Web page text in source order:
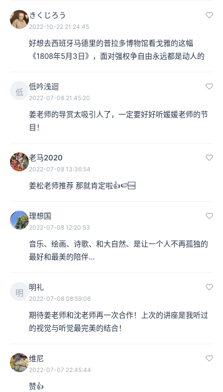
きくじろう
2022-10-22 21:24:45
好想去西班牙马德里的普拉多博物馆看戈雅的这幅
《1808年5月3日》，面对强权争自由永远都是动人的
低
低吟浅迴
2022-07-08 21:45:20
姜老师的导赏太吸引人了，一定要好好听媛媛老师的节
目！
老马2020
2022-07-08 13:36:54
姜松老师推荐 那就肯定啦👍🍉🆒
理想国
2022-07-08 12:20:53
音乐、绘画、诗歌、和大自然、是让一个人不再孤独的
最好和最美的陪伴…
明
明礼
2022-07-08 08:59:06
期待姜老师和沈老师再一次合作！上次的讲座是我听过
的视觉与听觉最完美的结合！
维尼
2022-07-07 22:45:44
赞👍